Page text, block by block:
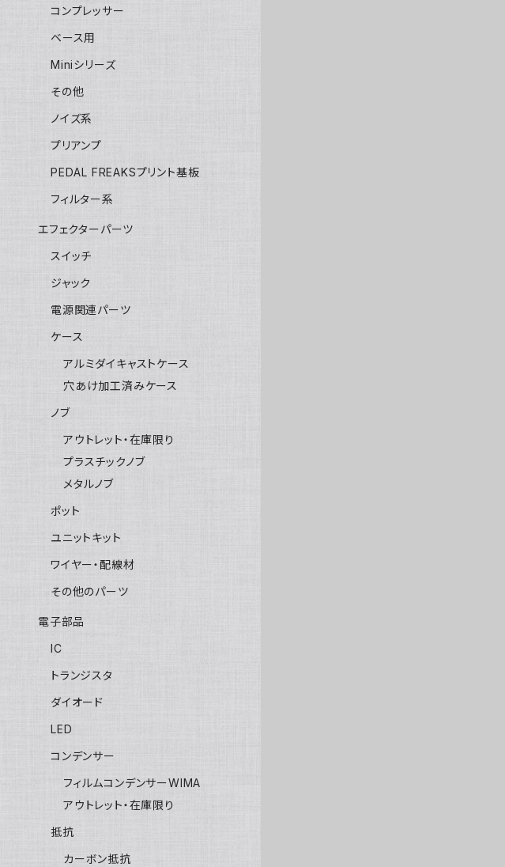
コンプレッサー
ベース用
Miniシリーズ
その他
ノイズ系
プリアンプ
PEDAL FREAKSプリント基板
フィルター系
エフェクターパーツ
スイッチ
ジャック
電源関連パーツ
ケース
アルミダイキャストケース
穴あけ加工済みケース
ノブ
アウトレット・在庫限り
プラスチックノブ
メタルノブ
ポット
ユニットキット
ワイヤー・配線材
その他のパーツ
電子部品
IC
トランジスタ
ダイオード
LED
コンデンサー
フィルムコンデンサーWIMA
アウトレット・在庫限り
抵抗
カーボン抵抗